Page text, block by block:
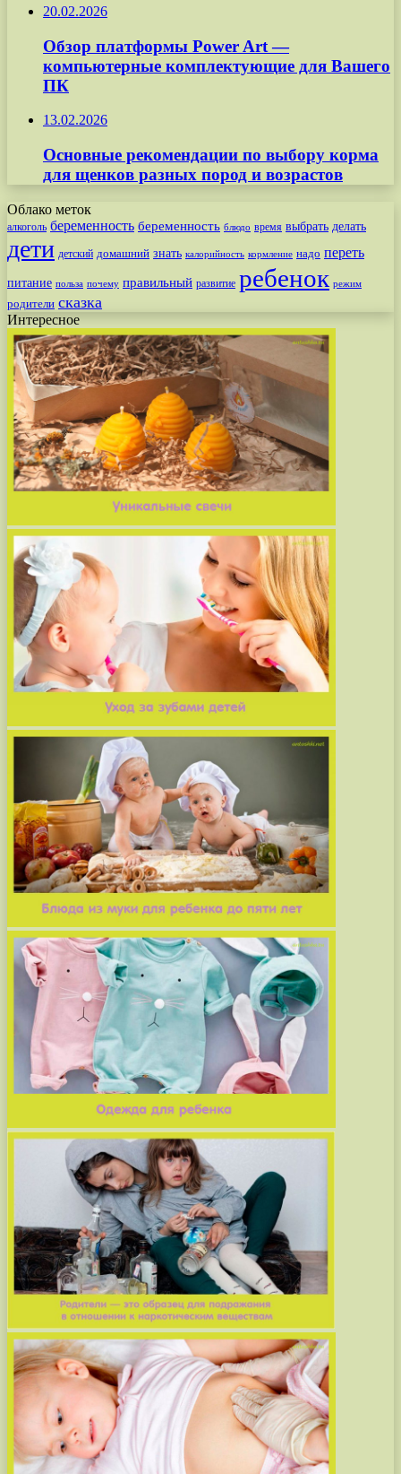
20.02.2026
Обзор платформы Power Art —
компьютерные комплектующие для Вашего
ПК
13.02.2026
Основные рекомендации по выбору корма
для щенков разных пород и возрастов
Облако меток
алкоголь беременность беременность блюдо время выбрать делать
дети детский домашний знать калорийность кормление надо переть
питание польза почему правильный развитие ребенок режим
родители сказка
Интересное